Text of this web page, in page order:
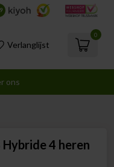
Verlanglijst
0
ons
4 heren